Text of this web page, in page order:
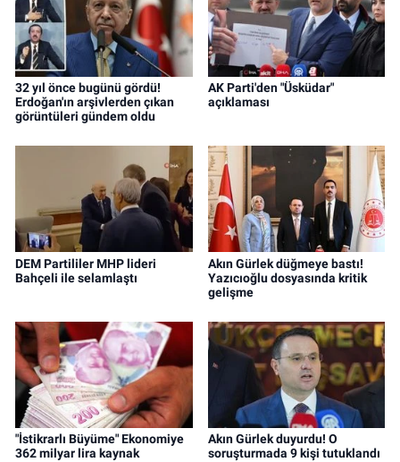
32 yıl önce bugünü gördü!
Erdoğan'ın arşivlerden çıkan
görüntüleri gündem oldu
AK Parti'den "Üsküdar"
açıklaması
DEM Partililer MHP lideri
Bahçeli ile selamlaştı
Akın Gürlek düğmeye bastı!
Yazıcıoğlu dosyasında kritik
gelişme
"İstikrarlı Büyüme" Ekonomiye
362 milyar lira kaynak
Akın Gürlek duyurdu! O
soruşturmada 9 kişi tutuklandı